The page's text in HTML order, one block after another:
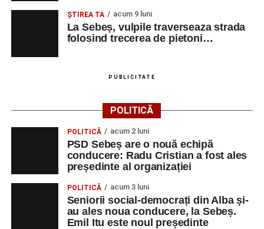
ŞTIREA TA acum 9 luni
La Sebeș, vulpile traverseaza strada
folosind trecerea de pietoni…
PUBLICITATE
POLITICĂ
POLITICĂ acum 2 luni
PSD Sebeș are o nouă echipă
conducere: Radu Cristian a fost ales
președinte al organizației
POLITICĂ acum 3 luni
Seniorii social-democrați din Alba și-
au ales noua conducere, la Sebeș.
Emil Itu este noul președinte